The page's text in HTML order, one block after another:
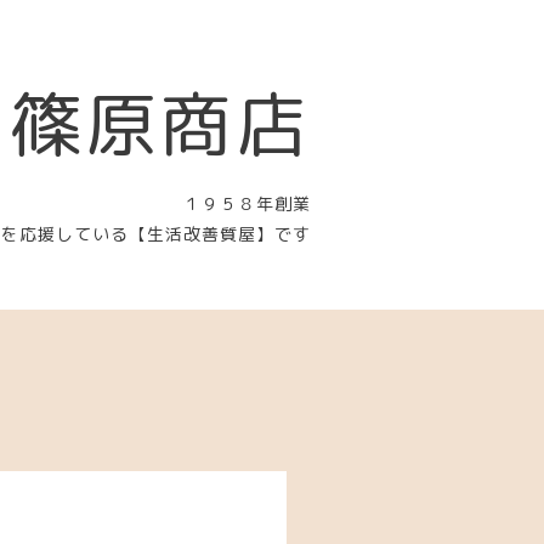
原商店
１９５８年創業
応援している【生活改善質屋】です